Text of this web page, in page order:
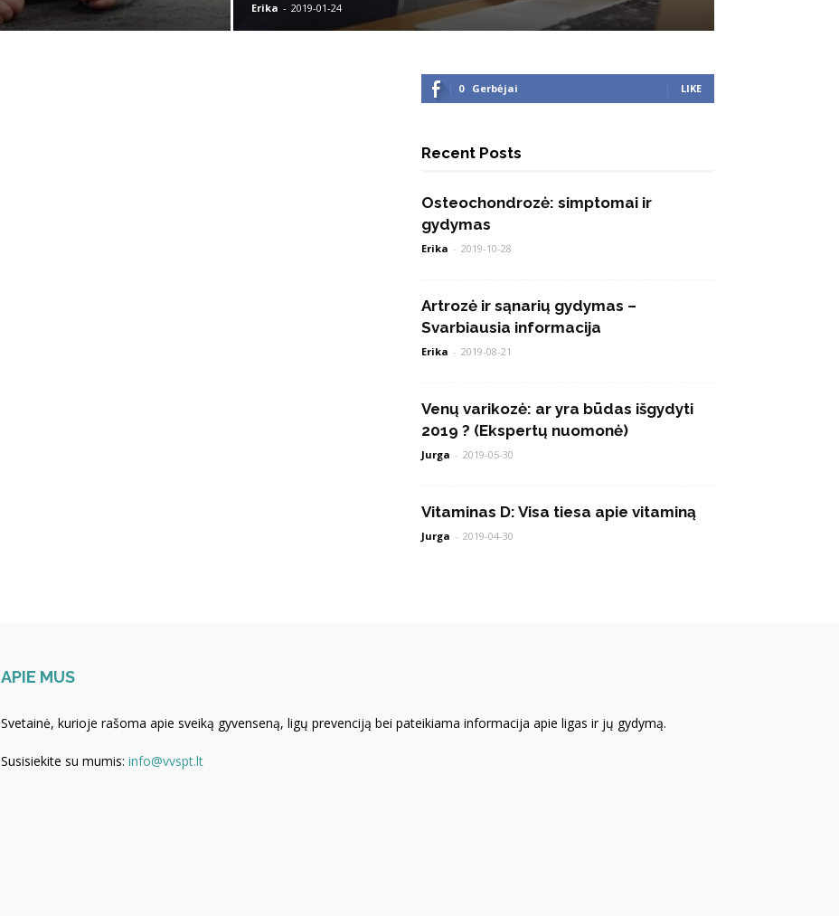
Erika - 2019-01-24
0 Gerbėjai LIKE
Recent Posts
Osteochondrozė: simptomai ir
gydymas
Erika - 2019-10-28
Artrozė ir sąnarių gydymas –
Svarbiausia informacija
Erika - 2019-08-21
Venų varikozė: ar yra būdas išgydyti
2019 ? (Ekspertų nuomonė)
Jurga - 2019-05-30
Vitaminas D: Visa tiesa apie vitaminą
Jurga - 2019-04-30
APIE MUS
Svetainė, kurioje rašoma apie sveiką gyvenseną, ligų prevenciją bei pateikiama informacija apie ligas ir jų gydymą.
Susisiekite su mumis: info@vvspt.lt